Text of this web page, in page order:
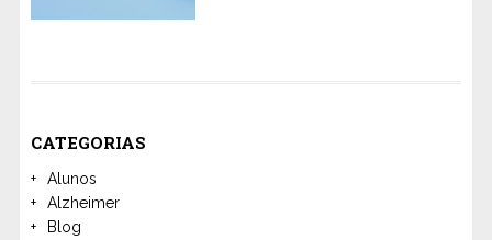
CATEGORIAS
Alunos
Alzheimer
Blog